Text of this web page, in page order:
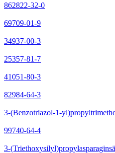
862822-32-0
69709-01-9
34937-00-3
25357-81-7
41051-80-3
82984-64-3
3-(Benzotriazol-1-
99740-64-4
3-